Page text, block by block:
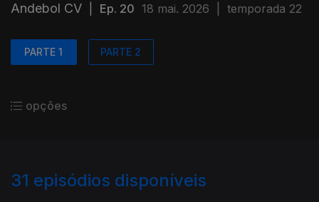
Andebol CV
Ep. 20 18 mai. 2026 temporada 22
PARTE 1 PARTE 2
opções
31 episódios disponíveis